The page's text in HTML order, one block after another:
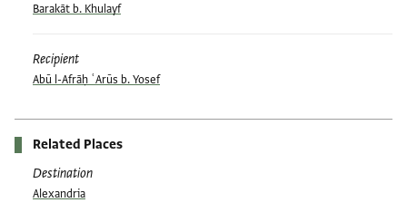
Barakāt b. Khulayf
Recipient
Abū l-Afrāḥ ʿArūs b. Yosef
Related Places
Destination
Alexandria